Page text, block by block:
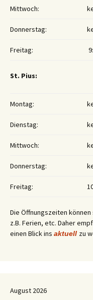
Mittwoch:
Donnerstag:
Freitag:
St. Pius:
Montag:
Dienstag:
Mittwoch:
Donnerstag:
Freitag:
Die Öffnungszeiten
z.B. Ferien, etc. Daher
einen Blick ins aktuell zu
August 2026